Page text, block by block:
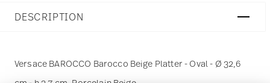
DESCRIPTION
Versace BAROCCO Barocco Beige Platter - Oval - Ø 32,6